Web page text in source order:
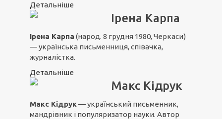
Детальніше
Ірена Карпа
Ірена Карпа (народ. 8 грудня 1980, Черкаси)
— українська письменниця, співачка,
журналістка.
Детальніше
Макс Кідрук
Макс Кідрук— український письменник,
мандрівник і популяризатор науки. Автор